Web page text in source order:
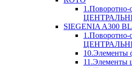
SIEGENIA A300 BL
10.Элементы
11.Элементы